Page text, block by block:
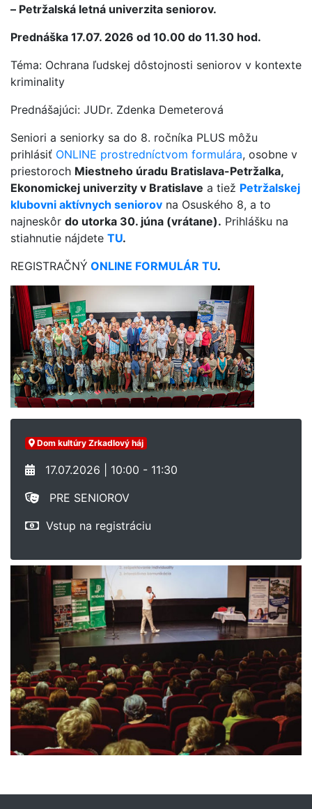
– Petržalská letná univerzita seniorov.
Prednáška 17.07. 2026 od 10.00 do 11.30 hod.
Téma: Ochrana ľudskej dôstojnosti seniorov v kontexte
kriminality
Prednášajúci: JUDr. Zdenka Demeterová
Seniori a seniorky sa do 8. ročníka PLUS môžu
prihlásiť ONLINE prostredníctvom formulára, osobne v
priestoroch Miestneho úradu Bratislava-Petržalka,
Ekonomickej univerzity v Bratislave a tiež Petržalskej
klubovni aktívnych seniorov na Osuského 8, a to
najneskôr do utorka 30. júna (vrátane). Prihlášku na
stiahnutie nájdete TU.
REGISTRAČNÝ ONLINE FORMULÁR TU.
Dom kultúry Zrkadlový háj
17.07.2026 | 10:00 - 11:30
PRE SENIOROV
Vstup na registráciu